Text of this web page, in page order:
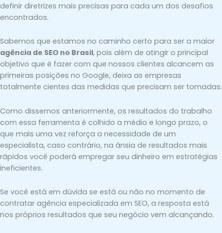
definir diretrizes mais precisas para cada um dos desafios
encontrados.
Sabemos que estamos no caminho certo para ser a maior
agência de SEO no Brasil, pois além de atingir o principal
objetivo que é fazer com que nossos clientes alcancem as
primeiras posições no Google, deixa as empresas
totalmente cientes das medidas que precisam ser tomadas.
Como dissemos anteriormente, os resultados do trabalho
com essa ferramenta é colhido a médio e longo prazo, o
que mais uma vez reforça a necessidade de um
especialista, caso contrário, na ânsia de resultados mais
rápidos você poderá empregar seu dinheiro em estratégias
ineficientes.
Se você está em dúvida se está ou não no momento de
contratar agência especializada em SEO, a resposta está
nos próprios resultados que seu negócio vem alcançando.